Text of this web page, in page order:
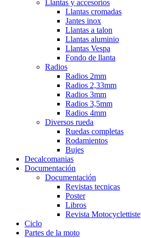
Llantas y accesorios
Llantas cromadas
Jantes inox
Llantas a talon
Llantas aluminio
Llantas Vespa
Fondo de llanta
Radios
Radios 2mm
Radios 2,33mm
Radios 3mm
Radios 3,5mm
Radios 4mm
Diversos rueda
Ruedas completas
Rodamientos
Bujes
Decalcomanias
Documentación
Documentación
Revistas tecnicas
Poster
Libros
Revista Motocyclettiste
Ciclo
Partes de la moto